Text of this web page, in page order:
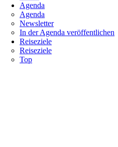
Agenda
Agenda
Newsletter
In der Agenda veröffentlichen
Reiseziele
Reiseziele
Top